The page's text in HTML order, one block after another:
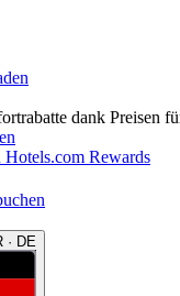
dank Preisen
Hotels.com Rewards
· DE